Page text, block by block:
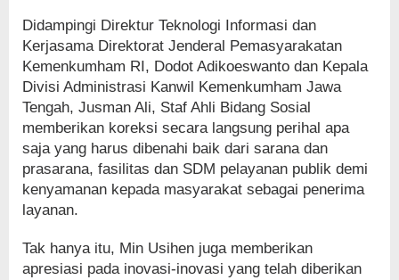
Didampingi Direktur Teknologi Informasi dan
Kerjasama Direktorat Jenderal Pemasyarakatan
Kemenkumham RI, Dodot Adikoeswanto dan Kepala
Divisi Administrasi Kanwil Kemenkumham Jawa
Tengah, Jusman Ali, Staf Ahli Bidang Sosial
memberikan koreksi secara langsung perihal apa
saja yang harus dibenahi baik dari sarana dan
prasarana, fasilitas dan SDM pelayanan publik demi
kenyamanan kepada masyarakat sebagai penerima
layanan.
Tak hanya itu, Min Usihen juga memberikan
apresiasi pada inovasi-inovasi yang telah diberikan